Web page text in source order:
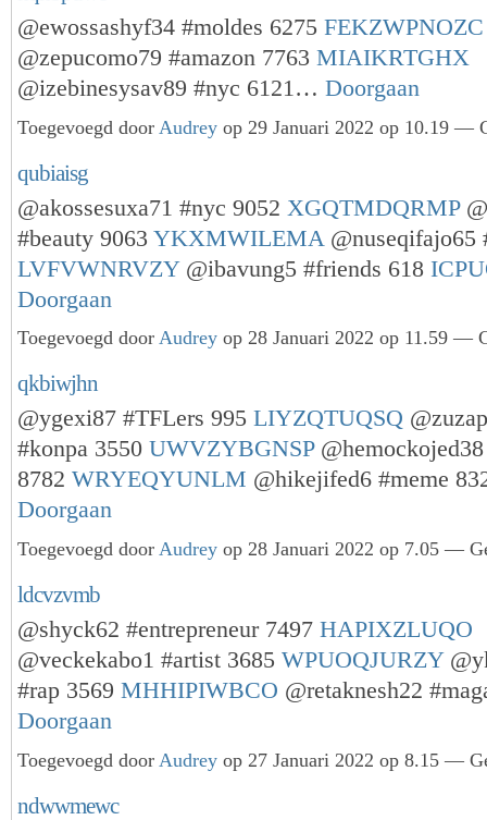
@ewossashyf34 #moldes 6275 FEKZWPNOZC
@zepucomo79 #amazon 7763 MIAIKRTGHX
@izebinesysav89 #nyc 6121… Doorgaan
Toegevoegd door Audrey op 29 Januari 2022 op 10.19 —
qubiaisg
@akossesuxa71 #nyc 9052 XGQTMDQRMP
#beauty 9063 YKXMWILEMA @nuseqifajo65
LVFVWNRVZY@ibavung5 #friends 618
Doorgaan
Toegevoegd door Audrey op 28 Januari 2022 op 11.59 —
qkbiwjhn
@ygexi87 #TFLers 995 LIYZQTUQSQ
#konpa 3550 UWVZYBGNSP
8782 WRYEQYUNLM @hikejifed6 #meme
Doorgaan
Toegevoegd door Audrey op 28 Januari 2022 op 7.05 —
ldcvzvmb
@shyck62 #entrepreneur 7497 HAPIXZLUQO
@veckekabo1 #artist 3685 WPUOQJURZY
#rap 3569 MHHIPIWBCO @retaknesh22
Doorgaan
Toegevoegd door Audrey op 27 Januari 2022 op 8.15 —
ndwwmewc